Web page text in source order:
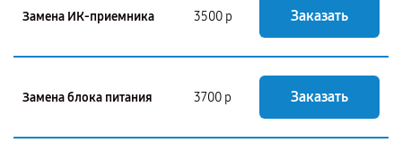
Замена ИК-приемника 3500 р Заказать
Замена блока питания 3700 р Заказать